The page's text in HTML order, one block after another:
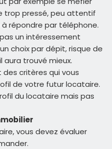
trop pressé, peu attentif
répondre par téléphone.
un intéressement
choix par dépit, risque de
aura trouvé mieux.
critères qui vous
de votre futur locataire.
du locataire mais pas
vous devez évaluer